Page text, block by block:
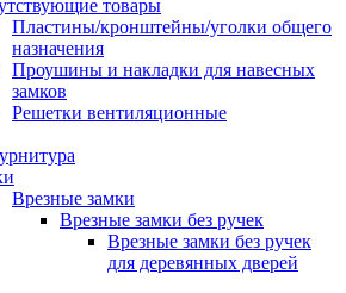
товары
Пластины/кронштейны/уголки общего
назначения
Проушины и накладки для навесных
замков
Решетки вентиляционные
Врезные замки
Врезные замки без ручек
Врезные замки без ручек
для деревянных дверей